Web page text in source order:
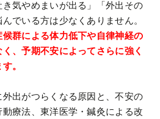
気やめまいが出る」「外出その
でいる方は少なくありません。
群による体力低下や自律神経の
、予期不安によってさらに強く
。
出がつらくなる原因と、不安の
療法、東洋医学・鍼灸による改